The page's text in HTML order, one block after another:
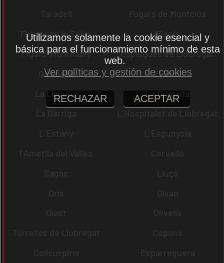
Taradell
Fogars de Montclús
Fogars de la Selva
Fígols
Figaró-Montmany
Esplugues de Llobregat
Gironella
El Brull
La Llacuna
La Granada
La Garriga
L´Hospitalet de Llobregat
L´Estany
L´Espunyola
l´Ametlla del Vallès
Cervelló
Sagàs
Lluçà
Orís
Olvan
Olost
Olivella
Torrelles de Llobregat
Copons
Collsuspina
Esparreguera
Utilizamos solamente la cookie esencial y
básica para el funcionamiento mínimo de esta
web.
Ver políticas y gestión de cookies
RECHAZAR ACEPTAR